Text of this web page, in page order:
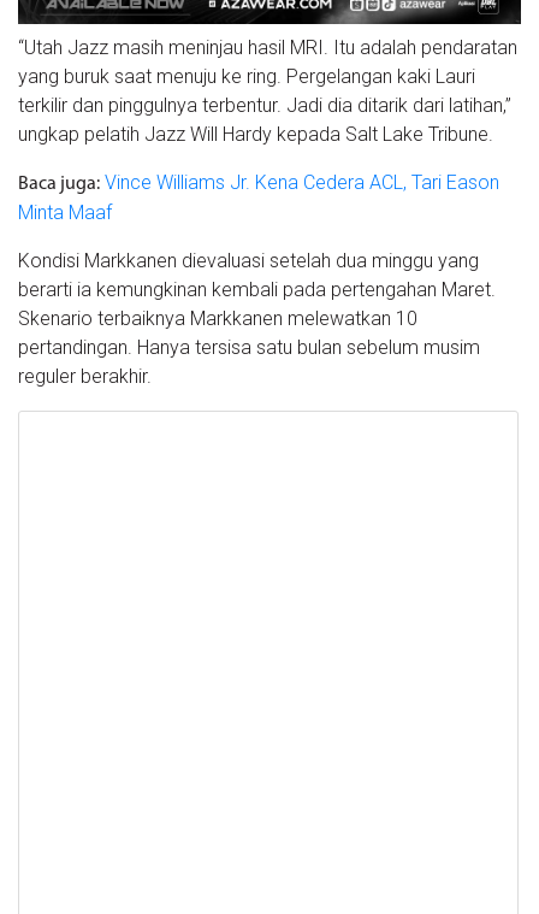
“Utah Jazz masih meninjau hasil MRI. Itu adalah pendaratan
yang buruk saat menuju ke ring. Pergelangan kaki Lauri
terkilir dan pinggulnya terbentur. Jadi dia ditarik dari latihan,”
ungkap pelatih Jazz Will Hardy kepada Salt Lake Tribune.
Baca juga: Vince Williams Jr. Kena Cedera ACL, Tari Eason
Minta Maaf
Kondisi Markkanen dievaluasi setelah dua minggu yang
berarti ia kemungkinan kembali pada pertengahan Maret.
Skenario terbaiknya Markkanen melewatkan 10
pertandingan. Hanya tersisa satu bulan sebelum musim
reguler berakhir.